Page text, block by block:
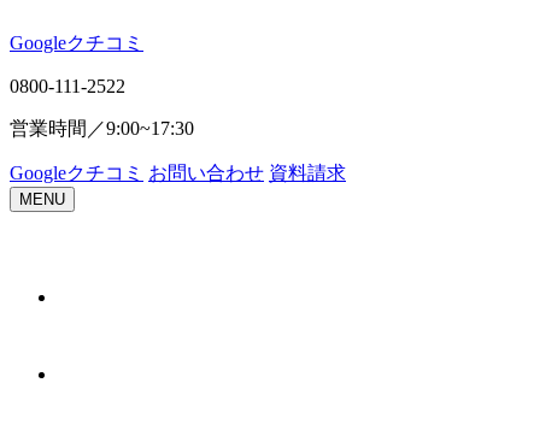
Googleクチコ ミ
0800-111-2522
営業時間／9:00~17:30
Googleクチコ ミ お問い合わせ 資料請求
MENU